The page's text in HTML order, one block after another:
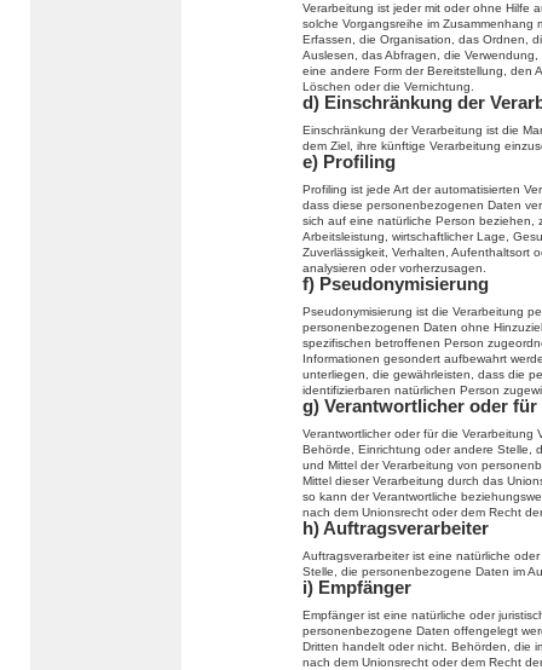
Verarbeitung ist jeder mit oder ohne Hilfe
solche Vorgangsreihe im
Erfassen, die Organisation, das Ordnen,
Auslesen, das Abfragen, die
eine andere Form der Bereitstellung, den
Löschen oder die Vernichtung.
d) Einschränkung der
Einschränkung der Verarbeitung ist die
dem Ziel, ihre künftige Verarbeitung
e) Profiling
Profiling ist jede Art der automatisierten
dass diese personenbezogenen Daten
sich auf eine natürliche Person beziehen,
Arbeitsleistung, wirtschaftlicher Lage,
Zuverlässigkeit, Verhalten, Aufenthaltsort
analysieren oder vorherzusagen.
f) Pseudonymisierung
Pseudonymisierung ist die Verarbeitung
personenbezogenen Daten ohne
spezifischen betroffenen Person
Informationen gesondert aufbewahrt
unterliegen, die gewährleisten, dass die
identifizierbaren natürlichen Person
g) Verantwortlicher oder
Verantwortlicher oder für die Verarbeitung
Behörde, Einrichtung oder andere Stelle,
und Mittel der Verarbeitung von
Mittel dieser Verarbeitung durch das
so kann der Verantwortliche
nach dem Unionsrecht oder dem Recht
h) Auftragsverarbeiter
Auftragsverarbeiter ist eine natürliche
Stelle, die personenbezogene Daten im
i) Empfänger
Empfänger ist eine natürliche oder
personenbezogene Daten offengelegt
Dritten handelt oder nicht. Behörden, die
nach dem Unionsrecht oder dem Recht